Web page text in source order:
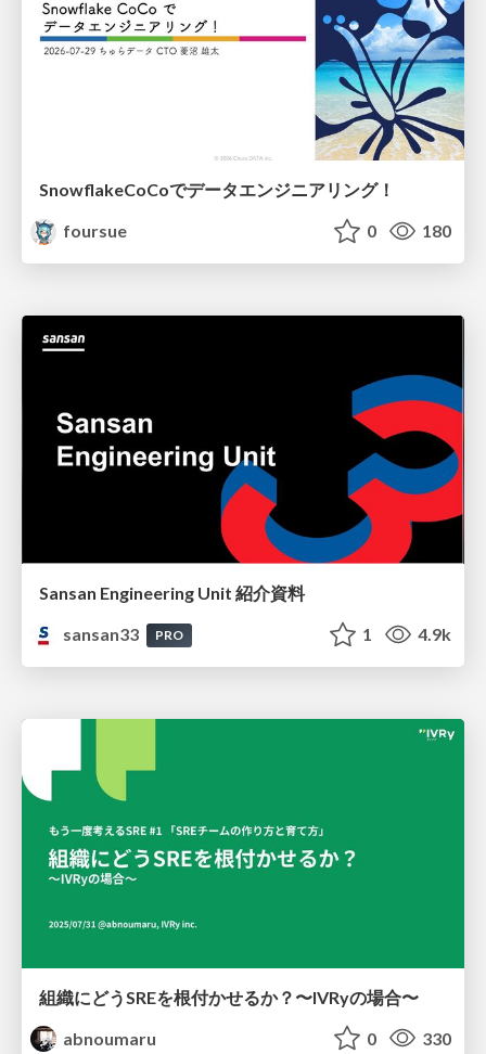
SnowflakeCoCoでデータエンジニアリング！
foursue
0 180
Sansan Engineering Unit 紹介資料
sansan33
PRO 1 4.9k
組織にどうSREを根付かせるか？〜IVRyの場合〜
abnoumaru
0 330